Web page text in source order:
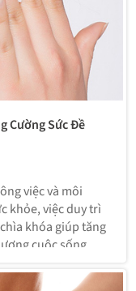
Cường Sức Đề
việc và môi
khỏe, việc duy trì
khóa giúp tăng
cuộc sống.